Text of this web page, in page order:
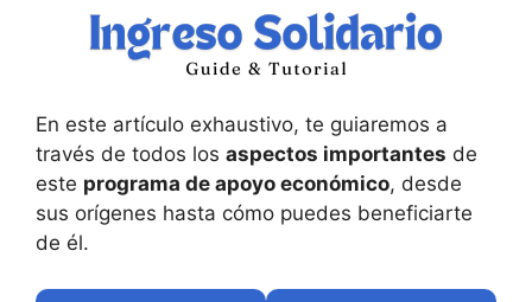
En este artículo exhaustivo, te guiaremos a
través de todos los aspectos importantes de
este programa de apoyo económico, desde
sus orígenes hasta cómo puedes beneficiarte
de él.